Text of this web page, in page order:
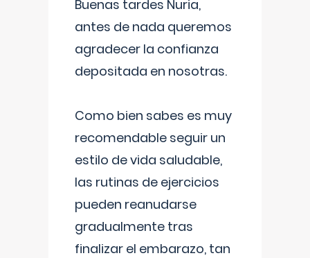
Buenas tardes Nuria,
antes de nada queremos
agradecer la confianza
depositada en nosotras.
Como bien sabes es muy
recomendable seguir un
estilo de vida saludable,
las rutinas de ejercicios
pueden reanudarse
gradualmente tras
finalizar el embarazo, tan